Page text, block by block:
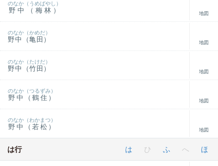
野中（梅林）
のなか（うめばやし）
地図
野中（亀田）
のなか（かめだ）
地図
野中（竹田）
のなか（たけだ）
地図
野中（鶴住）
のなか（つるずみ）
地図
野中（若松）
のなか（わかまつ）
地図
は行 は ひ ふ へ ほ